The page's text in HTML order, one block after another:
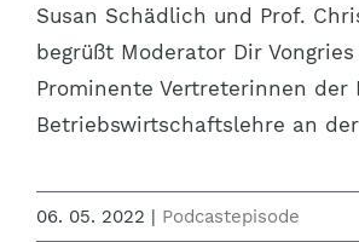
Susan Schädlich und Prof.
begrüßt Moderator Dir
Prominente Vertreterinnen der
Betriebswirtschaftslehre an der
06. 05. 2022 | Podcastepisode